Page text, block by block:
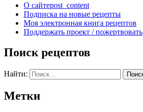
О сайтеpost_content
Подписка на новые рецепты
Моя электронная книга рецептов
Поддержать проект / пожертвовать
Поиск рецептов
Найти:
Метки